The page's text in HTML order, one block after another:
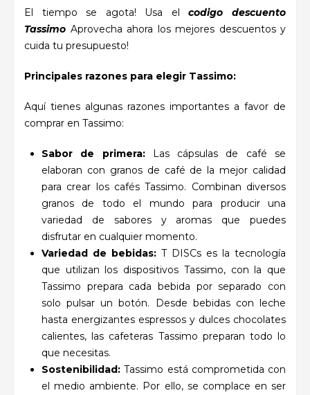
El tiempo se agota! Usa elcodigo descuento
Tassimo Aprovecha ahora los mejores descuentos y
cuida tu presupuesto!
Principales razones para elegir Tassimo:
Aquí tienes algunas razones importantes a favor de
comprar en Tassimo:
Sabor de primera: Las cápsulas de café se
elaboran con granos de café de la mejor calidad
para crear los cafés Tassimo. Combinan diversos
granos de todo el mundo para producir una
variedad de sabores y aromas que puedes
disfrutar en cualquier momento.
Variedad de bebidas: T DISCs es la tecnología
que utilizan los dispositivos Tassimo, con la que
Tassimo prepara cada bebida por separado con
solo pulsar un botón. Desde bebidas con leche
hasta energizantes espressos y dulces chocolates
calientes, las cafeteras Tassimo preparan todo lo
que necesitas.
Sostenibilidad:Tassimo está comprometida con
el medio ambiente. Por ello, se complace en ser